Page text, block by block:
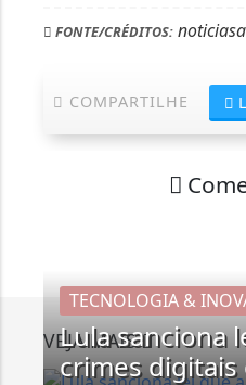
FONTE/CRÉDITOS:
COMPARTILHE
VEJA MAIS
TECNOLOGIA &
Lula sanciona
crimes